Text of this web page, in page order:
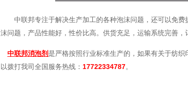
中联邦专注于解决生产加工的各种泡沫问题，还可以免费
沫问题，产品性能好，性价比高。供货充足，运输系统完善，
中联邦消泡剂是严格按照行业标准生产的，如果有关于纺
以拨打我司全国服务热线： 17722334787。